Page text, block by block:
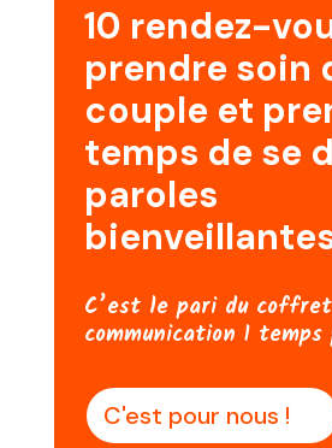
10 rendez-
prendre soin
couple et
temps de se
paroles
C’est le pari du
communication 1
C'est pour nous !